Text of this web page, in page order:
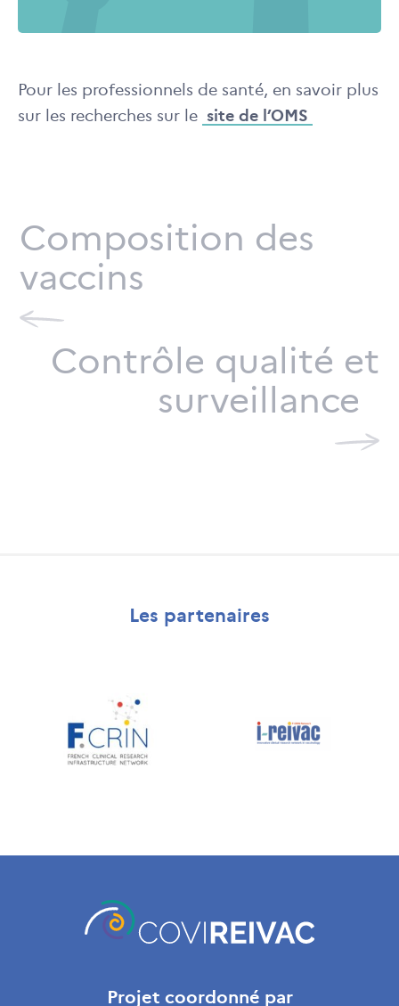
Pour les professionnels de santé, en savoir plus
sur les recherches sur le site de l’OMS
Composition des
vaccins
Contrôle qualité et
surveillance
Les partenaires
Projet coordonné par